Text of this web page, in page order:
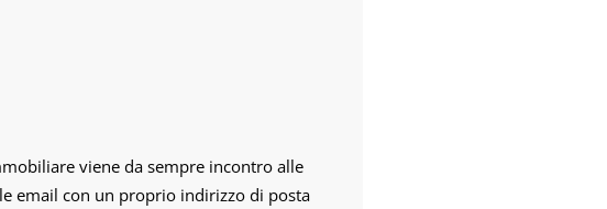
viene da sempre incontro alle
email con un proprio indirizzo di posta